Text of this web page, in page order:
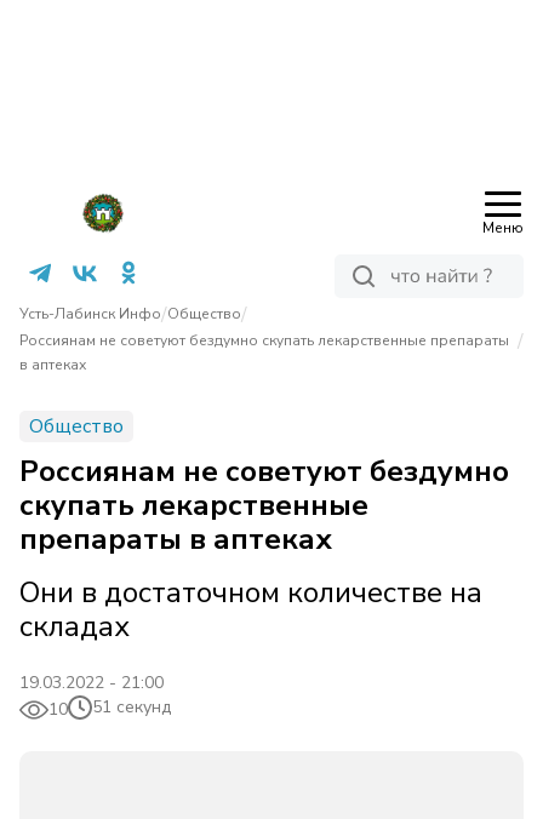
Меню
Усть-Лабинск Инфо/Общество/
Россиянам не советуют бездумно скупать лекарственные препараты
в аптеках
/
Общество
Россиянам не советуют бездумно
скупать лекарственные
препараты в аптеках
Они в достаточном количестве на
складах
19.03.2022 - 21:00
10
51 секунд